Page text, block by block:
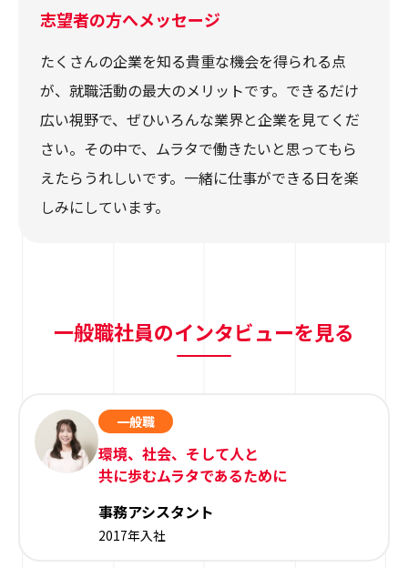
志望者の方へメッセージ
たくさんの企業を知る貴重な機会を得られる点
が、就職活動の最大のメリットです。できるだけ
広い視野で、ぜひいろんな業界と企業を見てくだ
さい。その中で、ムラタで働きたいと思ってもら
えたらうれしいです。一緒に仕事ができる日を楽
しみにしています。
一般職社員のインタビューを見る
一般職
環境、社会、そして人と
共に歩むムラタであるために
事務アシスタント
2017年入社